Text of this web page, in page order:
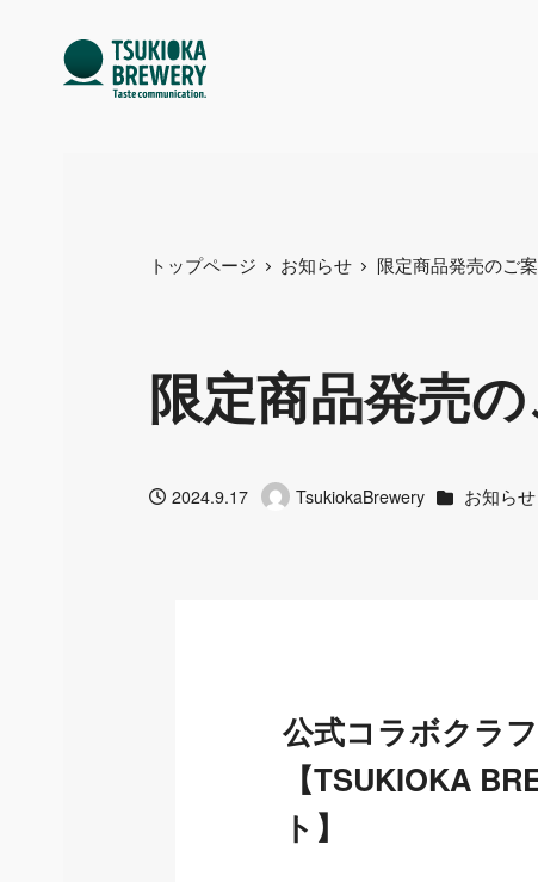
トップページ お知らせ 限定商品発売のご
限定商品発売
投稿日2024.9.17 著
TsukiokaBrewery カテゴリー
お知らせ
公式コラボクラ
【TSUKIOKA
ト】